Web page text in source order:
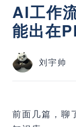
AI工作
能出在
刘宇帅
前面几篇，聊